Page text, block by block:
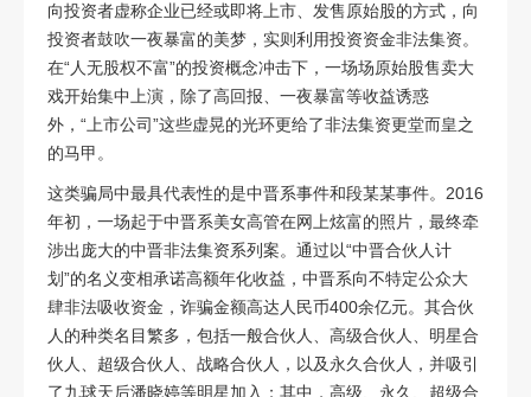
向投资者虚称企业已经或即将上市、发售原始股的方式，向
投资者鼓吹一夜暴富的美梦，实则利用投资资金非法集资。
在“人无股权不富”的投资概念冲击下，一场场原始股售卖大
戏开始集中上演，除了高回报、一夜暴富等收益诱惑
外， “上市公司”这些虚晃的光环更给了非法集资更堂而皇之
的马甲。
这类骗局中最具代表性的是中晋系事件和段某某事件。 2016
年初，一场起于中晋系美女高管在网上炫富的照片，最终牵
涉出庞大的中晋非法集资系列案。通过以“中晋合伙人计
划”的名义变相承诺高额年化收益，中晋系向不特定公众大
肆非法吸收资金，诈骗金额高达人民币400余亿元。其合伙
人的种类名目繁多，包括一般合伙人、高级合伙人、明星合
伙人、超级合伙人、战略合伙人，以及永久合伙人，并吸引
了九球天后潘晓婷等明星加入；其中，高级、永久、超级合